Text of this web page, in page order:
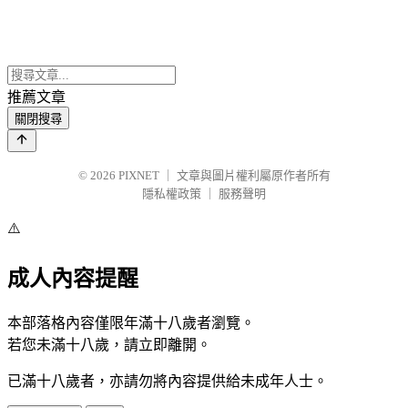
推薦文章
關閉搜尋
© 2026 PIXNET
文章與圖片權利屬原作者所有
隱私權政策
服務聲明
⚠️
成人內容提醒
本部落格內容僅限年滿十八歲者瀏覽。
若您未滿十八歲，請立即離開。
已滿十八歲者，亦請勿將內容提供給未成年人士。